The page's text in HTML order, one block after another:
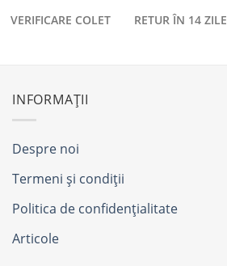
VERIFICARE COLET RETUR ÎN 14 ZILE
INFORMAȚII
Despre noi
Termeni și condiții
Politica de confidențialitate
Articole